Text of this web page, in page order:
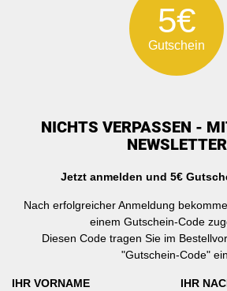
5€
Gutschein
NICHTS VERPASSEN -
NEWSLETTER
Jetzt anmelden und 5€
Nach erfolgreicher Anmeldung
einem Gutschein-Code
Diesen Code tragen Sie im
"Gutschein-Code"
IHR VORNAME IHR